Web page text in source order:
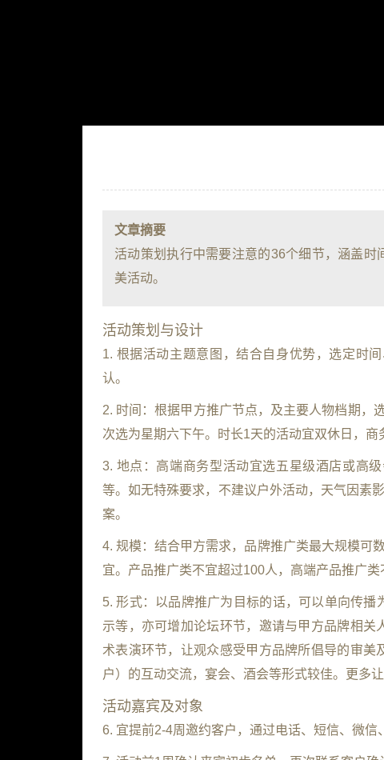
文章摘要
活动策划执行中需要注意的36个细节，涵盖
美活动。
活动策划与设计
1. 根据活动主题意图，结合自身优势，选定时
认。
2. 时间：根据甲方推广节点，及主要人物档期，
次选为星期六下午。时长1天的活动宜双休日，商
3. 地点：高端商务型活动宜选五星级酒店或高
等。如无特殊要求，不建议户外活动，天气因素
案。
4. 规模：结合甲方需求，品牌推广类最大规模可
宜。产品推广类不宜超过100人，高端产品推广类
5. 形式：以品牌推广为目标的话，可以单向传
示等，亦可增加论坛环节，邀请与甲方品牌相
术表演环节，让观众感受甲方品牌所倡导的审
户）的互动交流，宴会、酒会等形式较佳。更多
活动嘉宾及对象
6. 宜提前2-4周邀约客户，通过电话、短信、微